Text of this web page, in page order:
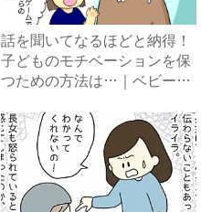
話を聞いてなるほどと納得！
子どものモチベーションを保
つための方法は…｜ベビーカ